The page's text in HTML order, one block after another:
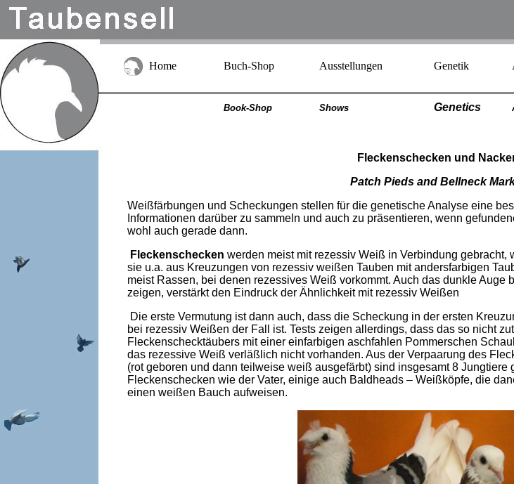
Home Buch-Shop Ausstellungen Genetik
Book-Shop Shows Genetics
Fleckenschecken und
Patch Pieds and Bellneck
Weißfärbungen und Scheckungen stellen für die genetische Analyse eine
Informationen darüber zu sammeln und auch zu präsentieren, wenn
wohl auch gerade dann.
Fleckenschecken werden meist mit rezessiv Weiß in Verbindung
sie u.a. aus Kreuzungen von rezessiv weißen Tauben mit andersfarbigen
meist Rassen, bei denen rezessives Weiß vorkommt. Auch das dunkle
zeigen, verstärkt den Eindruck der Ähnlichkeit mit rezessiv Weißen
Die erste Vermutung ist dann auch, dass die Scheckung in der ersten
bei rezessiv Weißen der Fall ist. Tests zeigen allerdings, dass das so nicht
Fleckenschecktäubers mit einer einfarbigen aschfahlen Pommerschen
das rezessive Weiß verläßlich nicht vorhanden. Aus der Verpaarung des
(rot geboren und dann teilweise weiß ausgefärbt) sind insgesamt 8
Fleckenschecken wie der Vater, einige auch Baldheads – Weißköpfe, die
einen weißen Bauch aufweisen.